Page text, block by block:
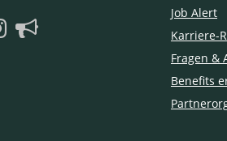
Job Alert
Karriere-
Fragen &
Benefits